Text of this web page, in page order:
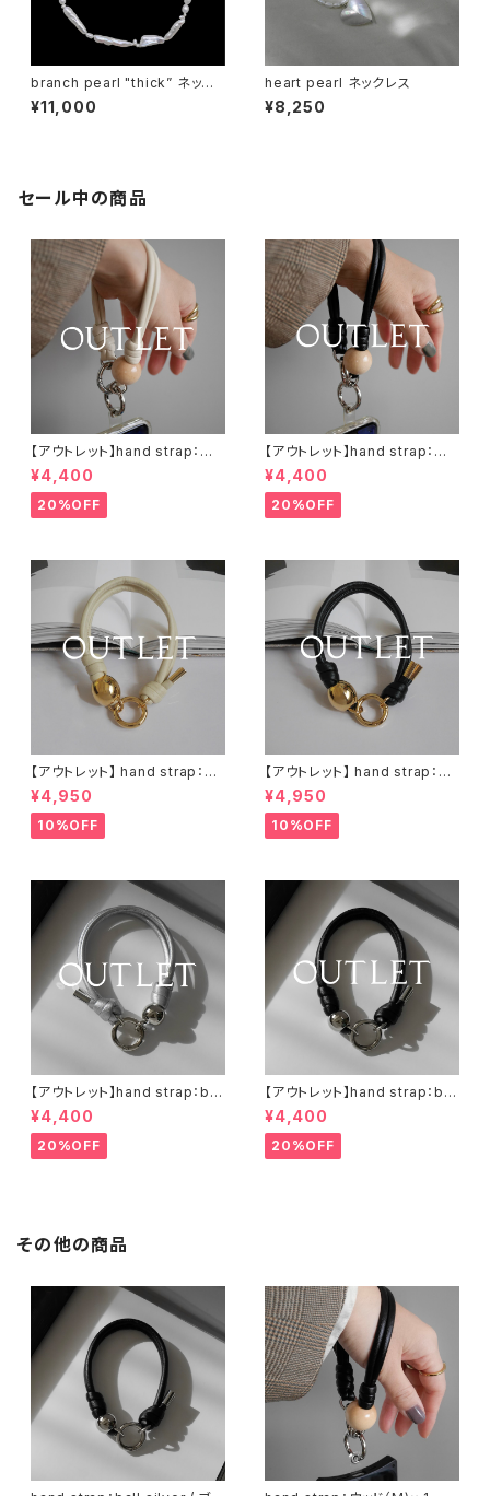
branch pearl "thick” ネック
レス
¥11,000
heart pearl ネックレス
¥8,250
セール中の商品
【アウトレット】hand strap：ウッ
ド（M)× 1 ナチュラル / アイボリ
ー
¥4,400
20%OFF
【アウトレット】hand strap：ウッ
ド（M)× 1 ナチュラル / ブラック
¥4,400
20%OFF
【アウトレット】 hand strap：M
oval gold / アイボリー
¥4,950
10%OFF
【アウトレット】 hand strap：M
oval gold / ブラック
¥4,950
10%OFF
【アウトレット】hand strap：bal
l silver / シルバー
¥4,400
20%OFF
【アウトレット】hand strap：bal
l silver / ブラック
¥4,400
20%OFF
その他の商品